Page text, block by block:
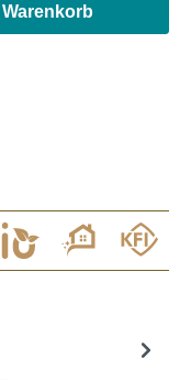
Warenkorb